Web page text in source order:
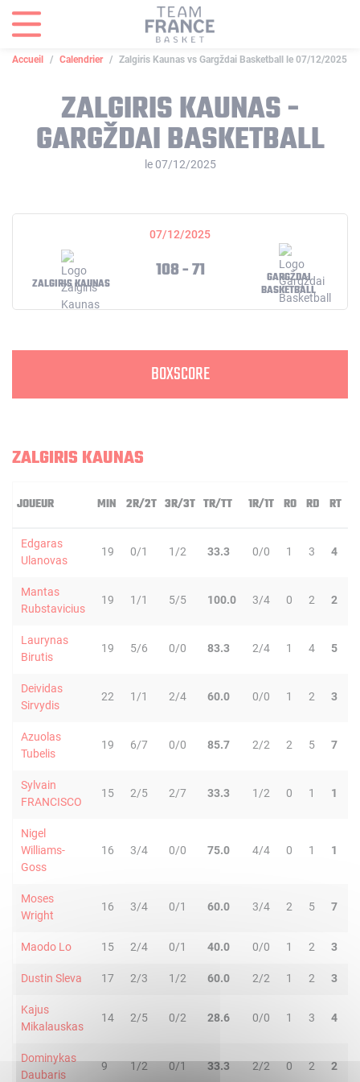
Accueil Calendrier Zalgiris Kaunas vs Gargždai Basketball le 07/12/2025
ZALGIRIS KAUNAS -
GARGŽDAI BASKETBALL
le 07/12/2025
07/12/2025
ZALGIRIS KAUNAS
108 - 71
GARGŽDAI
BASKETBALL
BOXSCORE
ZALGIRIS KAUNAS
JOUEUR MIN 2R/2T 3R/3T TR/TT 1R/1T RO RD RT
Edgaras
Ulanovas
19 0/1 1/2 33.3 0/0 1 3 4
Mantas
Rubstavicius
19 1/1 5/5 100.0 3/4 0 2 2
Laurynas
Birutis
19 5/6 0/0 83.3 2/4 1 4 5
Deividas
Sirvydis
22 1/1 2/4 60.0 0/0 1 2 3
Azuolas
Tubelis
19 6/7 0/0 85.7 2/2 2 5 7
Sylvain
FRANCISCO
15 2/5 2/7 33.3 1/2 0 1 1
Nigel
Williams-
Goss
16 3/4 0/0 75.0 4/4 0 1 1
Moses
Wright
16 3/4 0/1 60.0 3/4 2 5 7
Maodo Lo 15 2/4 0/1 40.0 0/0 1 2 3
Dustin Sleva 17 2/3 1/2 60.0 2/2 1 2 3
Kajus
Mikalauskas
14 2/5 0/2 28.6 0/0 1 3 4
Dominykas
Daubaris
9 1/2 0/1 33.3 2/2 0 2 2
Panneau de gestion des cookies